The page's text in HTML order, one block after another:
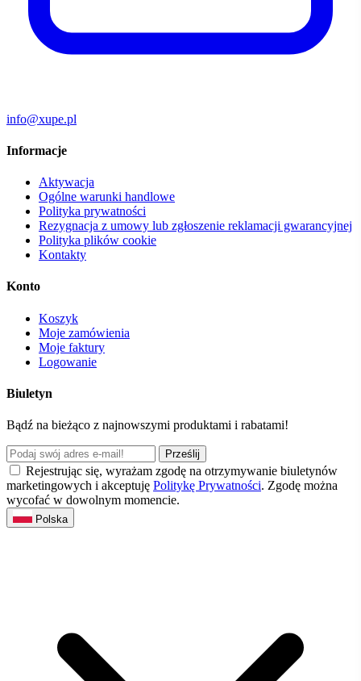
info@xupe.pl
Informacje
Aktywacja
Ogólne warunki handlowe
Polityka prywatności
Rezygnacja z umowy lub zgłoszenie reklamacji gwarancyjnej
Polityka plików cookie
Kontakty
Konto
Koszyk
Moje zamówienia
Moje faktury
Logowanie
Biuletyn
Bądź na bieżąco z najnowszymi produktami i rabatami!
Prześlij
Rejestrując się, wyrażam zgodę na otrzymywanie biuletynów
marketingowych i akceptuję Politykę Prywatności. Zgodę można
wycofać w dowolnym momencie.
Polska